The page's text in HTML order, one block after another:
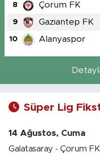
8 Çorum FK
9 Gaziantep FK
10 Alanyaspor
Süper Lig
14 Ağustos, Cuma
Galatasaray - Çorum FK